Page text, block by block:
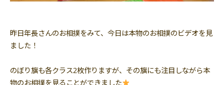
昨日年長さんのお相撲をみて、今日は本物のお相撲のビデオを見
ました！
のぼり旗も各クラス2枚作りますが、その旗にも注目しながら本
物のお相撲を見ることができました